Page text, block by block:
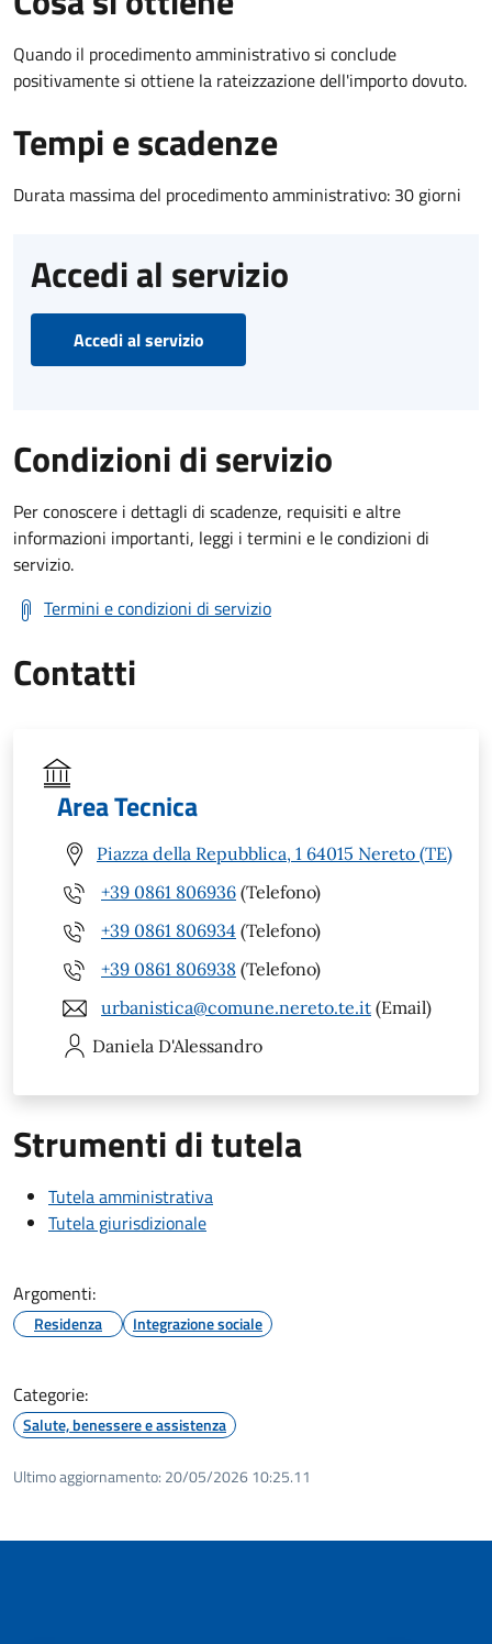
Quando il procedimento amministrativo si conclude
positivamente si ottiene la rateizzazione dell'importo dovuto.
Tempi e scadenze
Durata massima del procedimento amministrativo: 30 giorni
Accedi al servizio
Accedi al servizio
Condizioni di servizio
Per conoscere i dettagli di scadenze, requisiti e altre
informazioni importanti, leggi i termini e le condizioni di
servizio.
Termini e condizioni di servizio
Contatti
Area Tecnica
Piazza della Repubblica, 1 64015 Nereto (TE)
+39 0861 806936 (Telefono)
+39 0861 806934 (Telefono)
+39 0861 806938 (Telefono)
urbanistica@comune.nereto.te.it (Email)
Daniela D'Alessandro
Strumenti di tutela
Tutela amministrativa
Tutela giurisdizionale
Argomenti:
Residenza Integrazione sociale
Categorie:
Salute, benessere e assistenza
Ultimo aggiornamento: 20/05/2026 10:25.11